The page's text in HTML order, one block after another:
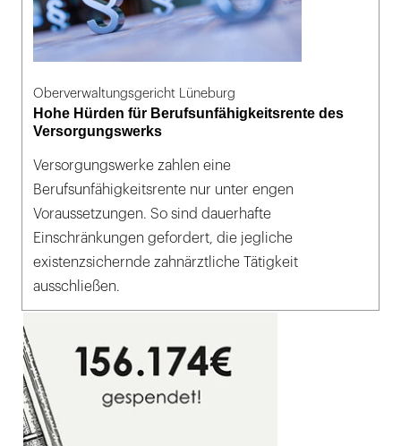
Oberverwaltungsgericht Lüneburg
Hohe Hürden für Berufsunfähigkeitsrente des
Versorgungswerks
Versorgungswerke zahlen eine
Berufsunfähigkeitsrente nur unter engen
Voraussetzungen. So sind dauerhafte
Einschränkungen gefordert, die jegliche
existenzsichernde zahnärztliche Tätigkeit
ausschließen.